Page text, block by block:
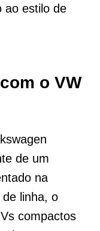
ao estilo de
o VW
de um
na
linha, o
compactos